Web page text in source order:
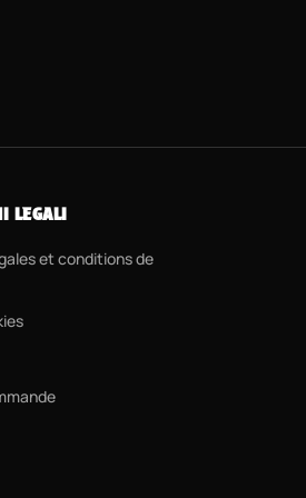
LEGALI
et conditions de